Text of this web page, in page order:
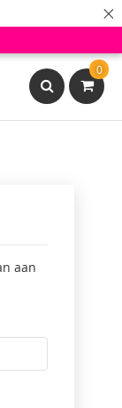
×
0
Search
aan